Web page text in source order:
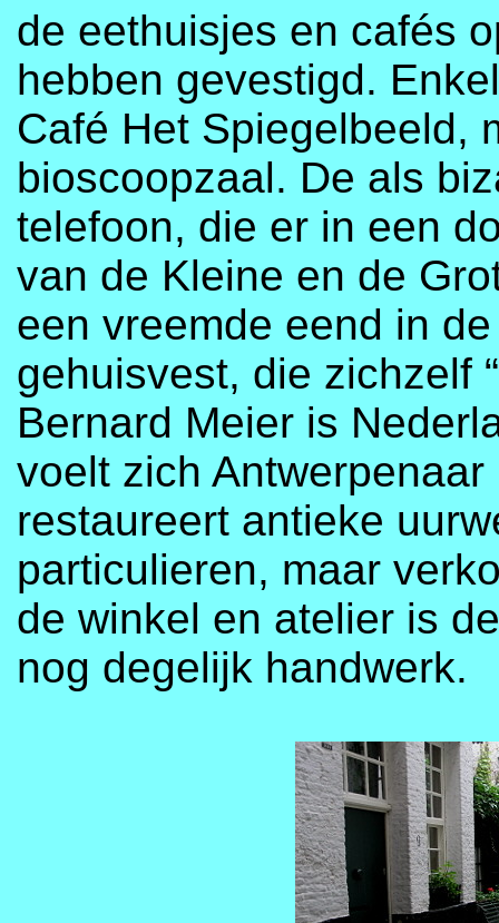
de eethuisjes en cafés
hebben gevestigd.
Café Het Spiegelbeeld,
bioscoopzaal. De als
telefoon, die er in een
van de Kleine en de
een vreemde eend in
gehuisvest, die zichzelf
Bernard Meier is
voelt zich
restaureert antieke
particulieren, maar
de winkel en atelier is
nog degelijk handwerk.